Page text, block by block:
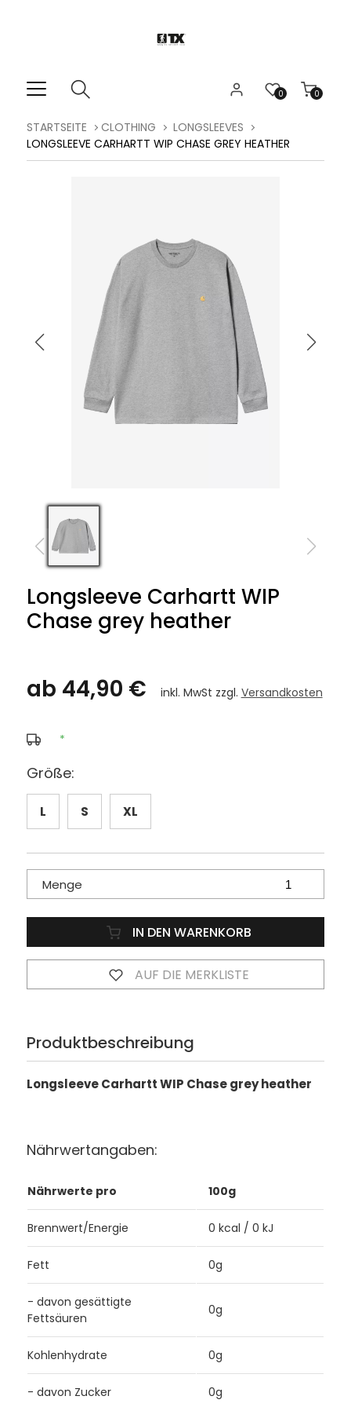
0
0
STARTSEITE CLOTHING
LONGSLEEVES
LONGSLEEVE CARHARTT WIP CHASE GREY HEATHER
Longsleeve Carhartt WIP
Chase grey heather
ab 44,90 € inkl. MwSt zzgl. Versandkosten
*
Größe:
L S XL
Menge
IN DEN WARENKORB
AUF DIE MERKLISTE
Produktbeschreibung
Longsleeve Carhartt WIP Chase grey heather
Nährwertangaben:
Nährwerte pro 100g
Brennwert/Energie 0 kcal / 0 kJ
Fett 0g
- davon gesättigte
Fettsäuren
0g
Kohlenhydrate 0g
- davon Zucker 0g